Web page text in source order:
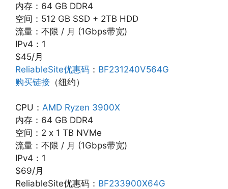
内存：64 GB DDR4
空间：512 GB SSD + 2TB HDD
流量：不限 / 月 (1Gbps带宽)
IPv4：1
$45/月
ReliableSite优惠码 ： BF231240V564G
购买链接 （纽约）
CPU： AMD Ryzen 3900X
内存：64 GB DDR4
空间：2 x 1 TB NVMe
流量：不限 / 月 (1Gbps带宽)
IPv4：1
$69/月
ReliableSite优惠码： BF233900X64G